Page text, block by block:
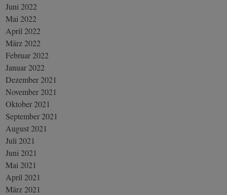
Juni 2022
Mai 2022
April 2022
März 2022
Februar 2022
Januar 2022
Dezember 2021
November 2021
Oktober 2021
September 2021
August 2021
Juli 2021
Juni 2021
Mai 2021
April 2021
März 2021